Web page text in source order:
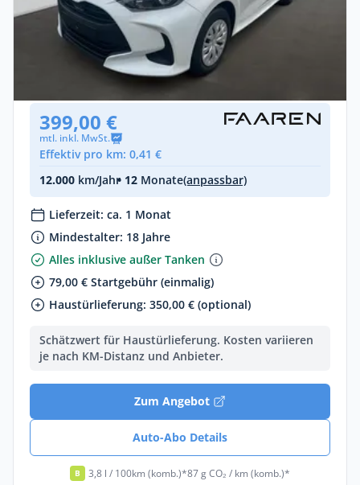
Privat & Gewerbe
Toyota Yaris Business Edition
Automatik •92 PS (68 kW)
(250 km)• EZ: 01/2026
399,00 €
mtl. inkl. MwSt.
Effektiv pro km: 0,41 €
12.000 km/Jahr• 12 Monate(anpassbar)
Lieferzeit: ca. 1 Monat
Mindestalter: 18 Jahre
Alles inklusive außer Tanken
79,00 € Startgebühr (einmalig)
Haustürlieferung: 350,00 € (optional)
Schätzwert für Haustürlieferung. Kosten variieren
je nach KM-Distanz und Anbieter.
Zum Angebot
Auto-Abo Details
B 3,8 l / 100km (komb.)*87 g CO₂ / km (komb.)*